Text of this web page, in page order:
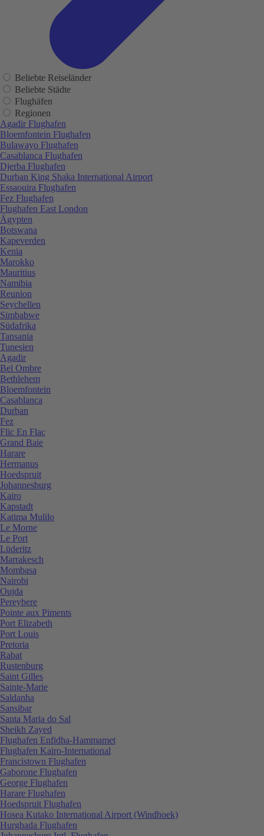
Beliebte Reiseländer
Beliebte Städte
Flughäfen
Regionen
Agadir Flughafen
Bloemfontein Flughafen
Bulawayo Flughafen
Casablanca Flughafen
Djerba Flughafen
Durban King Shaka International Airport
Essaouira Flughafen
Fez Flughafen
Flughafen East London
Ägypten
Botswana
Kapeverden
Kenia
Marokko
Mauritius
Namibia
Reunion
Seychellen
Simbabwe
Südafrika
Tansania
Tunesien
Agadir
Bel Ombre
Bethlehem
Bloemfontein
Casablanca
Durban
Fez
Flic En Flac
Grand Baie
Harare
Hermanus
Hoedspruit
Johannesburg
Kairo
Kapstadt
Katima Mulilo
Le Morne
Le Port
Lüderitz
Marrakesch
Mombasa
Nairobi
Oujda
Pereybere
Pointe aux Piments
Port Elizabeth
Port Louis
Pretoria
Rabat
Rustenburg
Saint Gilles
Sainte-Marie
Saldanha
Sansibar
Santa Maria do Sal
Sheikh Zayed
Flughafen Enfidha-Hammamet
Flughafen Kairo-International
Francistown Flughafen
Gaborone Flughafen
George Flughafen
Harare Flughafen
Hoedspruit Flughafen
Hosea Kutako International Airport (Windhoek)
Hurghada Flughafen